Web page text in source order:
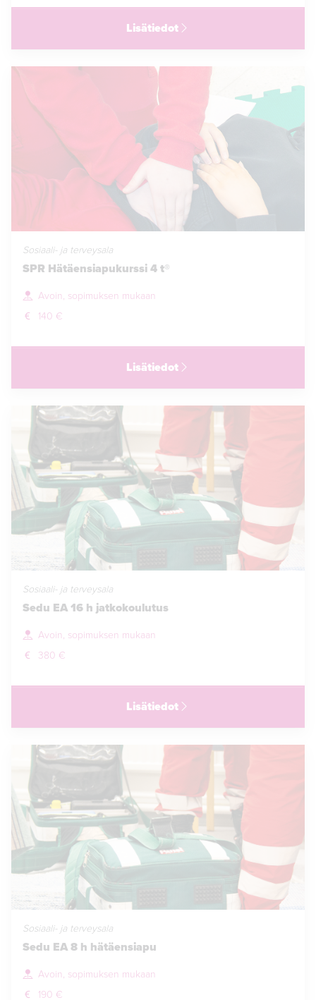
Lisätiedot
Sosiaali- ja terveysala
SPR Hätäensiapukurssi 4 t®
Avoin, sopimuksen mukaan
140 €
Lisätiedot
Sosiaali- ja terveysala
Sedu EA 16 h jatkokoulutus
Avoin, sopimuksen mukaan
380 €
Lisätiedot
Sosiaali- ja terveysala
Sedu EA 8 h hätäensiapu
Avoin, sopimuksen mukaan
190 €